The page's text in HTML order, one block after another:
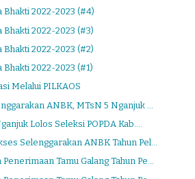
Bhakti 2022-2023 (#4)
Bhakti 2022-2023 (#3)
Bhakti 2022-2023 (#2)
Bhakti 2022-2023 (#1)
Melalui PILKAOS
ANBK, MTsN 5 Nganjuk ...
Lolos Seleksi POPDA Kab....
Selenggarakan ANBK Tahun Pel...
Tamu Galang Tahun Pe...